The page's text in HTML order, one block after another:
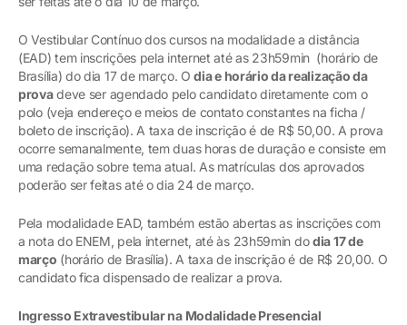
O Vestibular Contínuo dos cursos na modalidade a distância
(EAD) tem inscrições pela internet até as 23h59min (horário de
Brasília) do dia 17 de março. Odia e horário da realização da
provadeve ser agendado pelo candidato diretamente com o
polo (veja endereço e meios de contato constantes na ficha /
boleto de inscrição). A taxa de inscrição é de R$ 50,00. A prova
ocorre semanalmente, tem duas horas de duração e consiste em
uma redação sobre tema atual. As matrículas dos aprovados
poderão ser feitas até o dia 24 de março.
Pela modalidade EAD, também estão abertas as inscrições com
a nota do ENEM, pela internet, até às 23h59min dodia 17 de
março (horário de Brasília). A taxa de inscrição é de R$ 20,00. O
candidato fica dispensado de realizar a prova.
Ingresso Extravestibular na Modalidade Presencial